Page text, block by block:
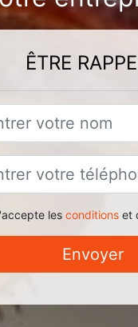
ÊTRE
les conditionset
Envoyer